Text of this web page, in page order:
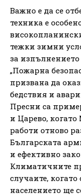
Важно е да се
техника е
тежки зимни
за
„Пожарна
призвана да
бедствия и
Пресни са
и Царево,
работи отново
Българската
и ефективно
Климатичните
случаите,
населението ще